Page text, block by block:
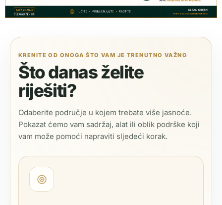
KRENITE OD ONOGA ŠTO VAM JE TRENUTNO VAŽNO
Što danas želite
riješiti?
Odaberite područje u kojem trebate više jasnoće.
Pokazat ćemo vam sadržaj, alat ili oblik podrške koji
vam može pomoći napraviti sljedeći korak.